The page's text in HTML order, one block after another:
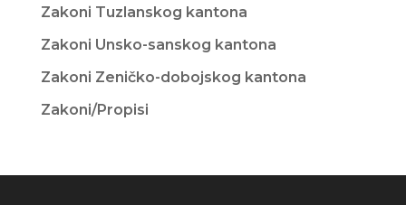
Zakoni Tuzlanskog kantona
Zakoni Unsko-sanskog kantona
Zakoni Zeničko-dobojskog kantona
Zakoni/Propisi